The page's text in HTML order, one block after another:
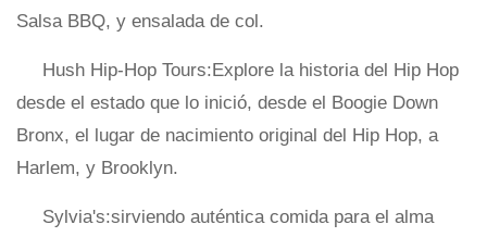
Salsa BBQ, y ensalada de col.
Hush Hip-Hop Tours:Explore la historia del Hip Hop
desde el estado que lo inició, desde el Boogie Down
Bronx, el lugar de nacimiento original del Hip Hop, a
Harlem, y Brooklyn.
Sylvia's:sirviendo auténtica comida para el alma